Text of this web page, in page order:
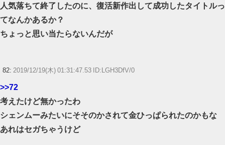
人気落ちて終了したのに、復活新作出して成功したタイトルっ
てなんかあるか？
ちょっと思い当たらないんだが
82: 2019/12/19(木) 01:31:47.53 ID:LGH3DfV/0
>>72
考えたけど無かったわ
シェンムーみたいにそそのかされて金ひっぱられたのかもな
あれはセガちゃうけど